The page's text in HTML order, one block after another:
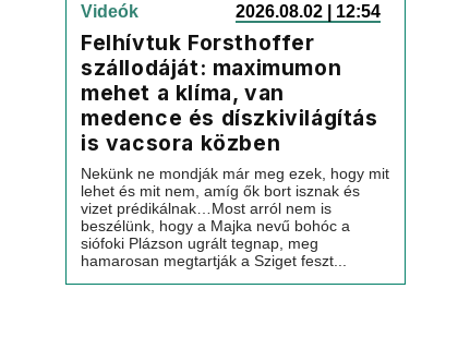
Videók 2026.08.02 | 12:54
Felhívtuk Forsthoffer
szállodáját: maximumon
mehet a klíma, van
medence és díszkivilágítás
is vacsora közben
Nekünk ne mondják már meg ezek, hogy mit
lehet és mit nem, amíg ők bort isznak és
vizet prédikálnak…Most arról nem is
beszélünk, hogy a Majka nevű bohóc a
siófoki Plázson ugrált tegnap, meg
hamarosan megtartják a Sziget feszt...